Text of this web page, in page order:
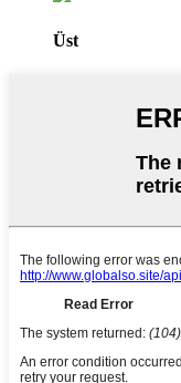
Üst